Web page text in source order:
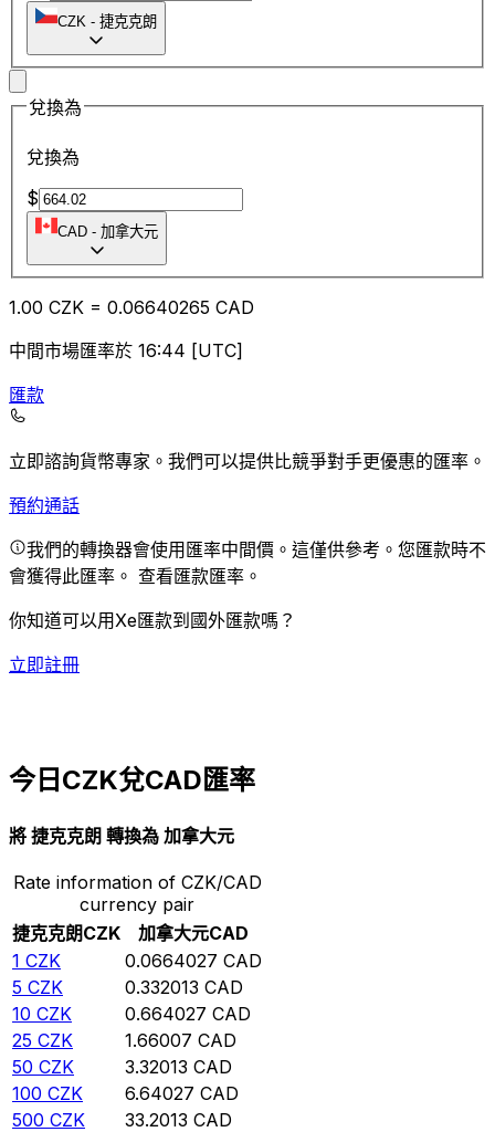
CZK - 捷克克朗
兌換為
兌換為
$
CAD - 加拿大元
1.00 CZK = 0.06640265 CAD
中間市場匯率於 16:44 [UTC]
匯款
立即諮詢貨幣專家。 我們可以提供比競爭對手更優惠的匯率。
預約通話
我們的轉換器會使用匯率中間價。這僅供參考。您匯款時不
會獲得此匯率。 查看匯款匯率。
你知道可以用Xe匯款到國外匯款嗎？
立即註冊
今日CZK兌CAD匯率
將 捷克克朗 轉換為 加拿大元
Rate information of CZK/CAD
currency pair
捷克克朗CZK 加拿大元CAD
1 CZK 0.0664027 CAD
5 CZK 0.332013 CAD
10 CZK 0.664027 CAD
25 CZK 1.66007 CAD
50 CZK 3.32013 CAD
100 CZK 6.64027 CAD
500 CZK 33.2013 CAD